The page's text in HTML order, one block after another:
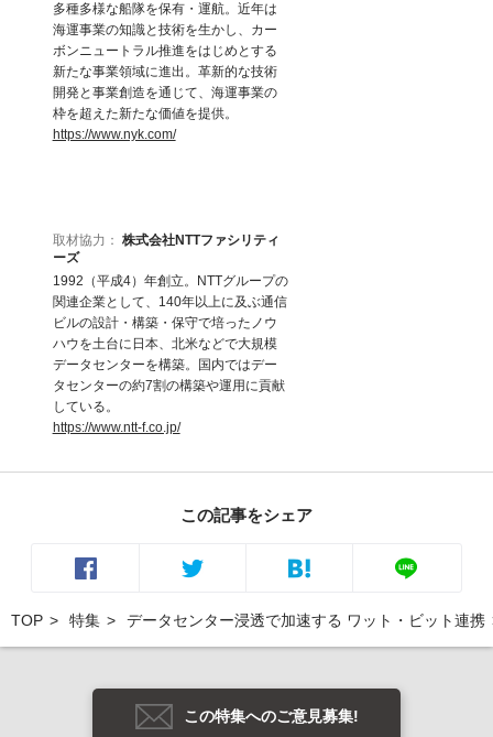
多種多様な船隊を保有・運航。近年は
海運事業の知識と技術を生かし、カー
ボンニュートラル推進をはじめとする
新たな事業領域に進出。革新的な技術
開発と事業創造を通じて、海運事業の
枠を超えた新たな価値を提供。
https://www.nyk.com/
取材協力： 株式会社NTTファシリティ
ーズ
1992（平成4）年創立。NTTグループの
関連企業として、140年以上に及ぶ通信
ビルの設計・構築・保守で培ったノウ
ハウを土台に日本、北米などで大規模
データセンターを構築。国内ではデー
タセンターの約7割の構築や運用に貢献
している。
https://www.ntt-f.co.jp/
この記事をシェア
TOP 特集 データセンター浸透で加速する ワット・ビット連携
この特集へのご意見募集!